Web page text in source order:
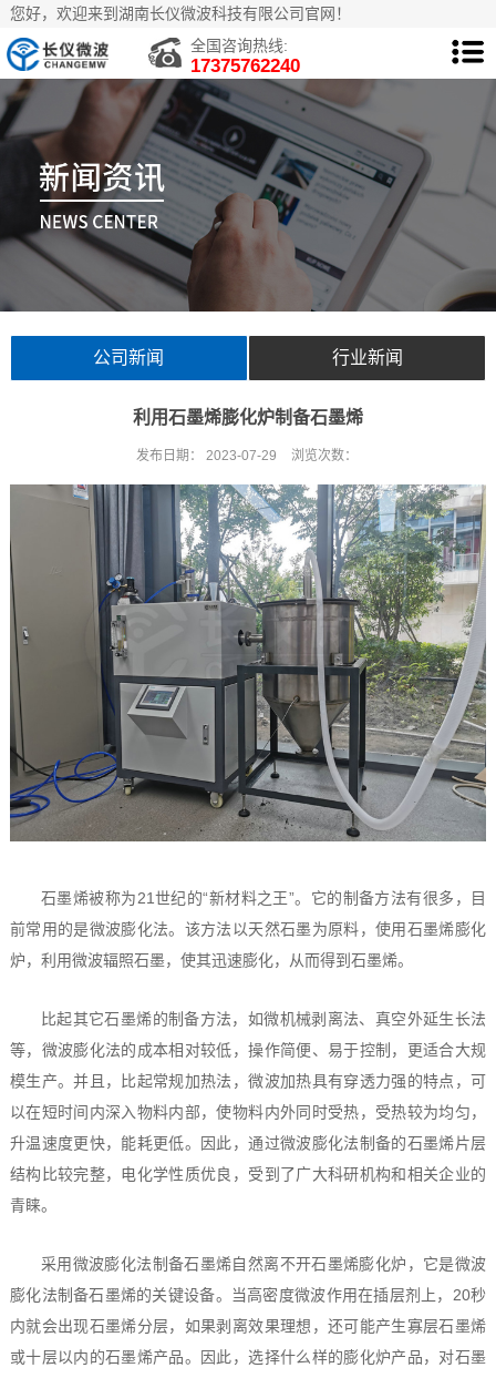
您好，欢迎来到湖南长仪微波科技有限公司官网！
全国咨询热线:
17375762240
公司新闻 行业新闻
利用石墨烯膨化炉制备石墨烯
发布日期： 2023-07-29 浏览次数：
石墨烯被称为21世纪的“新材料之王”。它的制备方法有很多，目
前常用的是微波膨化法。该方法以天然石墨为原料，使用石墨烯膨化
炉，利用微波辐照石墨，使其迅速膨化，从而得到石墨烯。
比起其它石墨烯的制备方法，如微机械剥离法、真空外延生长法
等，微波膨化法的成本相对较低，操作简便、易于控制，更适合大规
模生产。并且，比起常规加热法，微波加热具有穿透力强的特点，可
以在短时间内深入物料内部，使物料内外同时受热，受热较为均匀，
升温速度更快，能耗更低。因此，通过微波膨化法制备的石墨烯片层
结构比较完整，电化学性质优良，受到了广大科研机构和相关企业的
青睐。
采用微波膨化法制备石墨烯自然离不开石墨烯膨化炉，它是微波
膨化法制备石墨烯的关键设备。当高密度微波作用在插层剂上，20秒
内就会出现石墨烯分层，如果剥离效果理想，还可能产生寡层石墨烯
或十层以内的石墨烯产品。因此，选择什么样的膨化炉产品，对石墨